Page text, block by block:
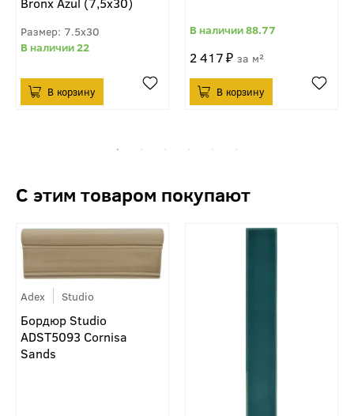
7.5x30
22
88.77
2 417 м²
Adex Studio
Бордюр Studio
ADST5093 Cornisa
Sands